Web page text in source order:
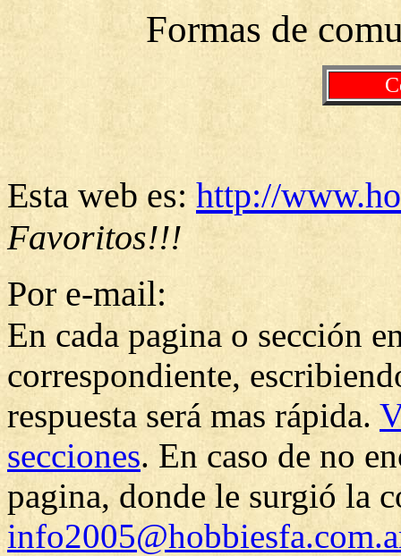
Formas de
Esta web es: http://
Favoritos!!!
Por e-mail:
En cada pagina o sección
correspondiente,
respuesta será mas rápida.
secciones. En caso de no
pagina, donde le surgió la